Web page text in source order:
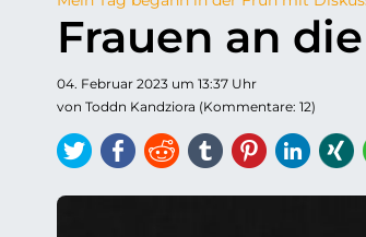
Frauen an
04. Februar 2023 um 13:37 Uhr
von Toddn Kandziora (Kommentare: 12)
TwitterFacebook
ReddittumblrPinterest